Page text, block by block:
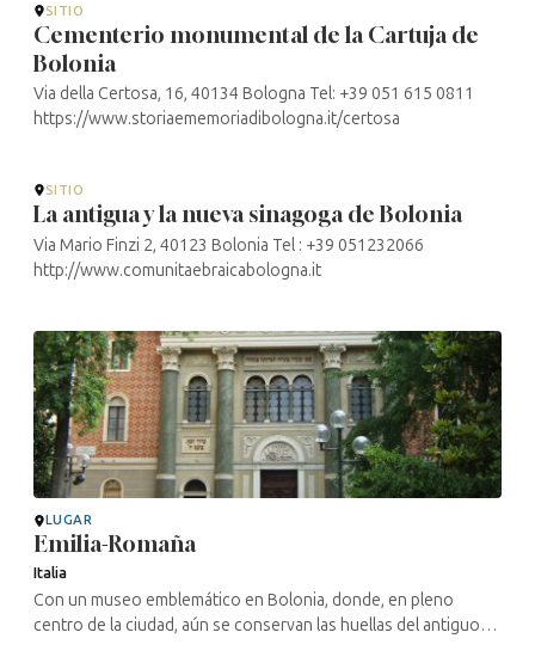
SITIO
Cementerio monumental de la Cartuja de
Bolonia
Via della Certosa, 16, 40134 Bologna Tel: +39 051 615 0811
https://www.storiaememoriadibologna.it/certosa
SITIO
La antigua y la nueva sinagoga de Bolonia
Via Mario Finzi 2, 40123 Bolonia Tel : +39 051232066
http://www.comunitaebraicabologna.it
LUGAR
Emilia-Romaña
Italia
Con un museo emblemático en Bolonia, donde, en pleno
centro de la ciudad, aún se conservan las huellas del antiguo